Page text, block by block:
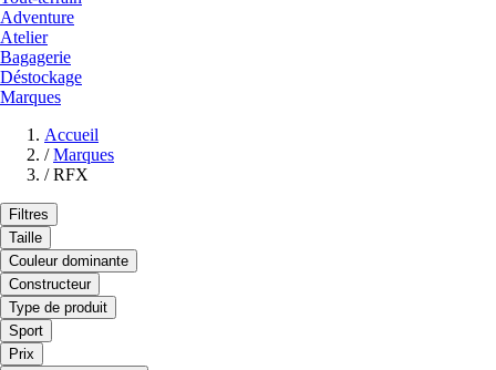
Adventure
Atelier
Bagagerie
Déstockage
Marques
Accueil
/ Marques
/ RFX
Filtres
Taille
Couleur dominante
Constructeur
Type de produit
Sport
Prix